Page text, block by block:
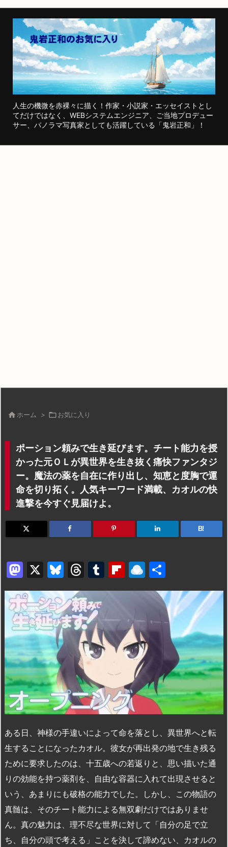
人生の機微を赤裸々に描く！作家・小説家・エッセイストとし
てだけではなく、WEBシステムエンジニア、ご当地プロデュー
サー、パノラマ写真家としても活躍している「鬼岩正和」！
 ホーム > お気に入り
ポーション頼みで生き延びます。チート能力を授
かった元ＯＬが異世界を生き抜く痛快ファンタジ
ー。魔法の薬を自在に作り出し、知恵と度胸で運
命を切り拓く。人気キーワード満載、カオルの快
進撃を今すぐ見届けよ。
B!
M
a
st
o
d
o
n
X
Bl
u
e
s
k
y
T
hr
e
a
d
s
T
u
bl
r
Fl
ip
o
ar
d
R
ai
n
dr
o
p.
io
有
ある日、神様の手違いによって命を落とし、異世界へと転
生することになったカオル。彼女が再出発の地で生き残る
ために要求したのは、十五歳への若返りと、思い描いた通
りの効能を持つ薬剤を、自由な容器に入れて出現させると
いう、あまりにも破格の能力でした。しかし、この物語の
真髄は、そのチート能力による無双劇だけではありませ
ん。真の魅力は、理不尽な世界に対して「自分の足で立
ち、自分の頭で考える」ことを決して諦めない、カオルの